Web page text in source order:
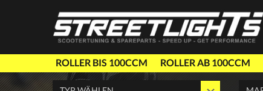
ROLLER BIS 100CCM ROLLER AB 100CCM